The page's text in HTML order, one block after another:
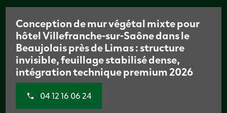
Conception de mur végétal mixte pour
hôtel Villefranche-sur-Saône dans le
Beaujolais près de Limas : structure
invisible, feuillage stabilisé dense,
intégration technique premium 2026
04 12 16 06 24